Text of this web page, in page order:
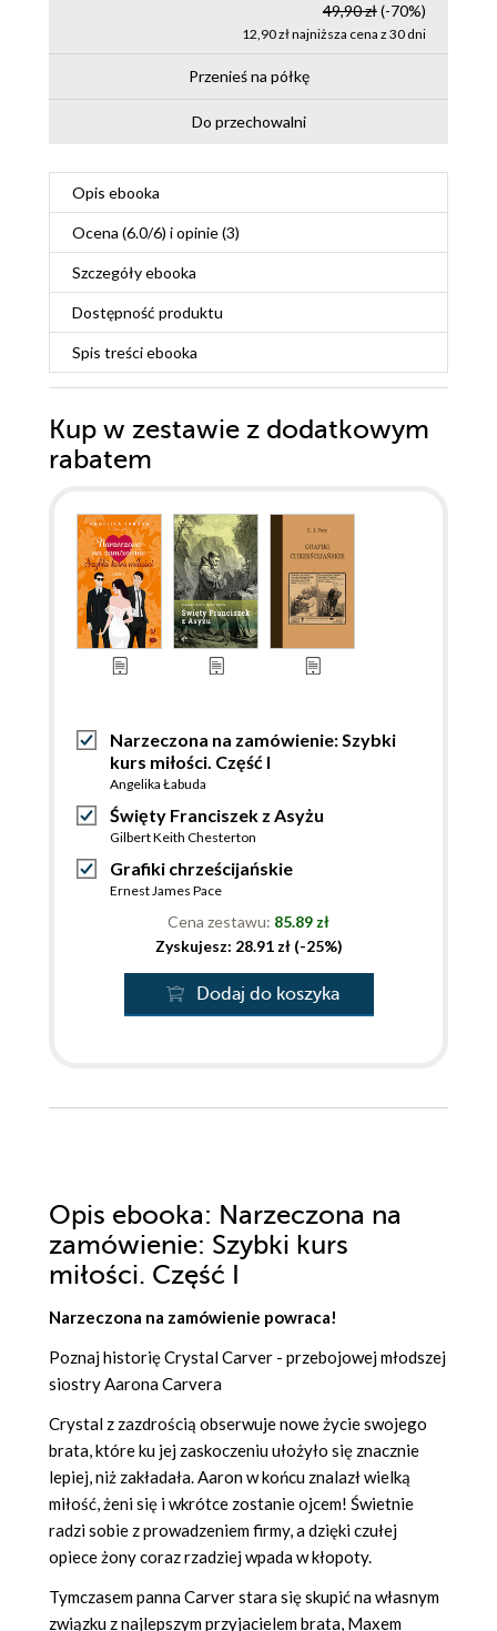
49,90 zł(-70%)
12,90 zł najniższa cena z 30 dni
Przenieś na półkę
Do przechowalni
Opis ebooka
Ocena (6.0/6) i opinie (3)
Szczegółyebooka
Dostępność produktu
Spis treściebooka
Kup w zestawie z dodatkowym
rabatem
Narzeczona na zamówienie: Szybki
kurs miłości. Część I
Angelika Łabuda
Święty Franciszek z Asyżu
Gilbert Keith Chesterton
Grafiki chrześcijańskie
Ernest James Pace
Cena zestawu: 85.89 zł
Zyskujesz: 28.91 zł (-25%)
Dodaj do koszyka
Opis ebooka: Narzeczona na
zamówienie: Szybki kurs
miłości. Część I
Narzeczona na zamówienie powraca!
Poznaj historię Crystal Carver - przebojowej młodszej
siostry Aarona Carvera
Crystal z zazdrością obserwuje nowe życie swojego
brata, które ku jej zaskoczeniu ułożyło się znacznie
lepiej, niż zakładała. Aaron w końcu znalazł wielką
miłość, żeni się i wkrótce zostanie ojcem! Świetnie
radzi sobie z prowadzeniem firmy, a dzięki czułej
opiece żony coraz rzadziej wpada w kłopoty.
Tymczasem panna Carver stara się skupić na własnym
związku z najlepszym przyjacielem brata, Maxem